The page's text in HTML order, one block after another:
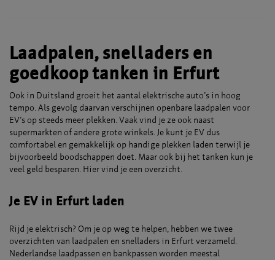
Laadpalen, snelladers en
goedkoop tanken in Erfurt
Ook in Duitsland groeit het aantal elektrische auto’s in hoog
tempo. Als gevolg daarvan verschijnen openbare laadpalen voor
EV’s op steeds meer plekken. Vaak vind je ze ook naast
supermarkten of andere grote winkels. Je kunt je EV dus
comfortabel en gemakkelijk op handige plekken laden terwijl je
bijvoorbeeld boodschappen doet. Maar ook bij het tanken kun je
veel geld besparen. Hier vind je een overzicht.
Je EV in Erfurt laden
Rijd je elektrisch? Om je op weg te helpen, hebben we twee
overzichten van laadpalen en snelladers in Erfurt verzameld.
Nederlandse laadpassen en bankpassen worden meestal